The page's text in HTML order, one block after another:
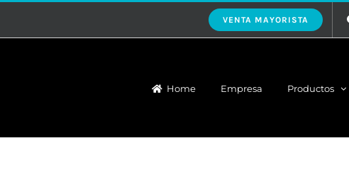
VENTA MAYORISTA
Home Empresa Productos